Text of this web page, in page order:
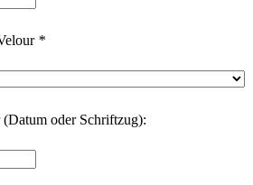
*
oder Schriftzug):